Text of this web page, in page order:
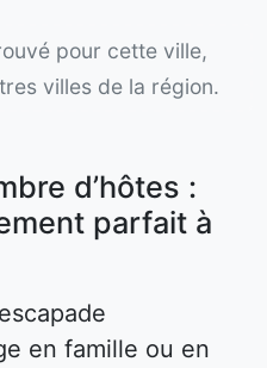
pour cette ville,
villes de la région.
d’hôtes :
parfait à
en famille ou en